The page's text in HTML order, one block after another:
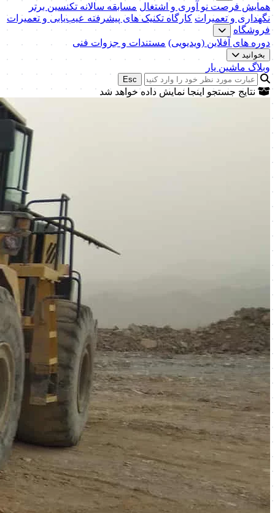
همایش فرصت نو آوری و اشتغال مسابقه سالانه تکنسین برتر
نگهداری و تعمیرات کارگاه تکنیک‌ های پیشرفته عیب‌یابی و تعمیرات
فروشگاه
دوره های آفلاین (ویدیویی) مستندات و جزوات فنی
بخوانید
وبلاگ ماشین یار
Esc
نتایج جستجو اینجا نمایش داده خواهد شد